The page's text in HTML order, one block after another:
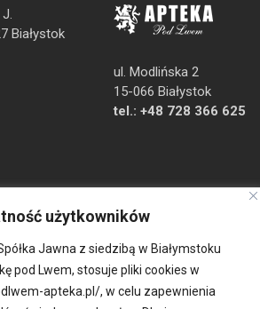
użytkowników
Jawna z siedzibą w Białymstoku
pod Lwem, stosuje pliki cookies w
apteka.pl/, w celu zapewnienia
Białystok
ul. Modlińska 2
15-066 Białystok
tel.: +48 728 366 625